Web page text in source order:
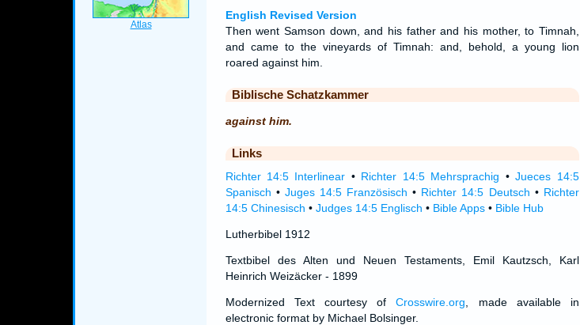
English Revised Version
Then went Samson down, and his father and his mother, to Timnah,
and came to the vineyards of Timnah: and, behold, a young lion
roared against him.
Biblische Schatzkammer
against him.
Links
Richter 14:5 Interlinear • Richter 14:5 Mehrsprachig •Jueces 14:5
Spanisch • Juges 14:5 Französisch • Richter 14:5 Deutsch • Richter
14:5 Chinesisch • Judges 14:5 Englisch • Bible Apps• Bible Hub
Lutherbibel 1912
Textbibel des Alten und Neuen Testaments, Emil Kautzsch, Karl
Heinrich Weizäcker - 1899
Modernized Text courtesy ofCrosswire.org , made available in
electronic format by Michael Bolsinger.